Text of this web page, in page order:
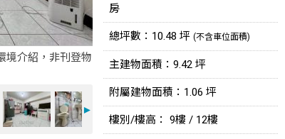
境介紹，非刊登物
►
房
總坪數：10.48 坪 (不含車位面積)
主建物面積：9.42 坪
附屬建物面積：1.06 坪
樓別/樓高： 9樓 / 12樓